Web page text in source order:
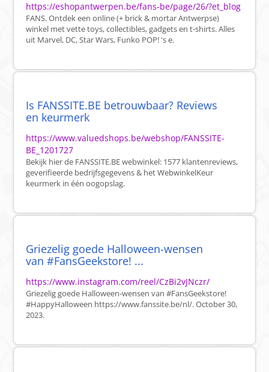
https://eshopantwerpen.be/fans-be/page/26/?et_blog
FANS. Ontdek een online (+ brick & mortar Antwerpse)
winkel met vette toys, collectibles, gadgets en t-shirts. Alles
uit Marvel, DC, Star Wars, Funko POP! 's e.
Is FANSSITE.BE betrouwbaar? Reviews
en keurmerk
https://www.valuedshops.be/webshop/FANSSITE-
BE_1201727
Bekijk hier de FANSSITE.BE webwinkel: 1577 klantenreviews,
geverifieerde bedrijfsgegevens & het WebwinkelKeur
keurmerk in één oogopslag.
Griezelig goede Halloween-wensen
van #FansGeekstore! ...
https://www.instagram.com/reel/CzBi2vJNczr/
Griezelig goede Halloween-wensen van #FansGeekstore!
#HappyHalloween https://www.fanssite.be/nl/. October 30,
2023.